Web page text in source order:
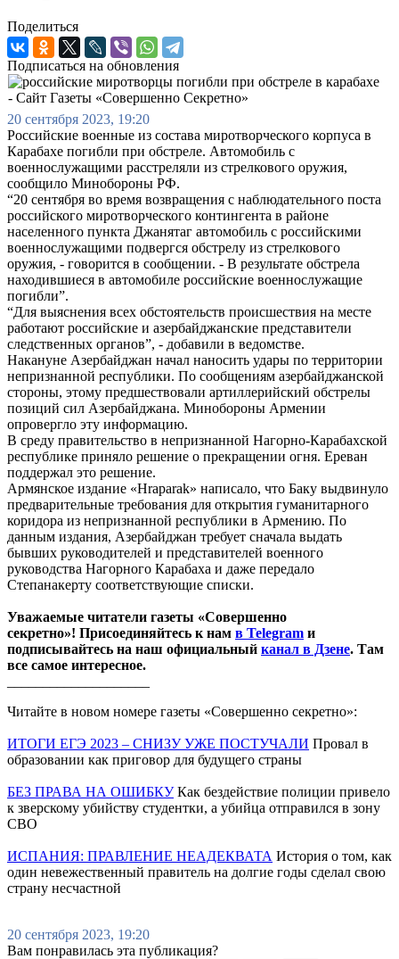
Поделиться
Подписаться на обновления
20 сентября 2023, 19:20
Российские военные из состава миротворческого корпуса в
Карабахе погибли при обстреле. Автомобиль с
военнослужащими расстреляли из стрелкового оружия,
сообщило Минобороны РФ.
“20 сентября во время возвращения с наблюдательного поста
российского миротворческого контингента в районе
населенного пункта Джанятаг автомобиль с российскими
военнослужащими подвергся обстрелу из стрелкового
оружия, - говорится в сообщении. - В результате обстрела
находившиеся в автомобиле российские военнослужащие
погибли”.
“Для выяснения всех обстоятельств происшествия на месте
работают российские и азербайджанские представители
следственных органов”, - добавили в ведомстве.
Накануне Азербайджан начал наносить удары по территории
непризнанной республики. По сообщениям азербайджанской
стороны, этому предшествовали артиллерийский обстрелы
позиций сил Азербайджана. Минобороны Армении
опровергло эту информацию.
В среду правительство в непризнанной Нагорно-Карабахской
республике приняло решение о прекращении огня. Ереван
поддержал это решение.
Армянское издание «Hraparak» написало, что Баку выдвинуло
предварительные требования для открытия гуманитарного
коридора из непризнанной республики в Армению. По
данным издания, Азербайджан требует сначала выдать
бывших руководителей и представителей военного
руководства Нагорного Карабаха и даже передало
Степанакерту соответствующие списки.
Уважаемые читатели газеты «Совершенно
секретно»! Присоединяйтесь к нам в Telegram и
подписывайтесь на наш официальный канал в Дзене. Там
все самое интересное.
Читайте в новом номере газеты «Совершенно секретно»:
ИТОГИ ЕГЭ 2023 – СНИЗУ УЖЕ ПОСТУЧАЛИ Провал в
образовании как приговор для будущего страны
БЕЗ ПРАВА НА ОШИБКУКак бездействие полиции привело
к зверскому убийству студентки, а убийца отправился в зону
СВО
ИСПАНИЯ: ПРАВЛЕНИЕ НЕАДЕКВАТА История о том, как
один невежественный правитель на долгие годы сделал свою
страну несчастной
20 сентября 2023, 19:20
Вам понравилась эта публикация?